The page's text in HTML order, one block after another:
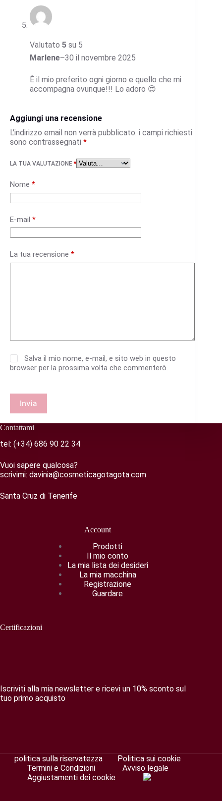
Valutato 5 su 5
Marlene–30 il novembre 2025
È il mio preferito ogni giorno e quello che mi
accompagna ovunque!!! Lo adoro 😍
Aggiungi una recensione
L'indirizzo email non verrà pubblicato. i campi richiesti
sono contrassegnati *
LA TUA VALUTAZIONE*
Nome *
E-mail *
La tua recensione *
Salva il mio nome, e-mail, e sito web in questo
browser per la prossima volta che commenterò.
Invia
Contattami
tel: (+34) 686 90 22 34
Vuoi sapere qualcosa?
scrivimi: davinia@cosmeticagotagota.com
Santa Cruz di Tenerife
Account
Prodotti
Il mio conto
La mia lista dei desideri
La mia macchina
Registrazione
Guardare
Certificazioni
Iscriviti alla mia newsletter e ricevi un 10% sconto sul
tuo primo acquisto
politica sulla riservatezza
Politica sui cookie
Termini e Condizioni
Avviso legale
Aggiustamenti dei cookie